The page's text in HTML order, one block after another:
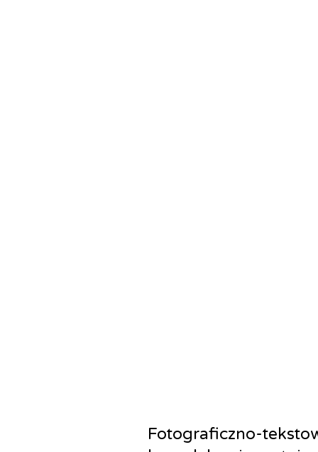
Fotograficzno-